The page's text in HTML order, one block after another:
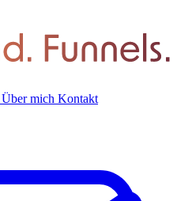
Über mich Kontakt